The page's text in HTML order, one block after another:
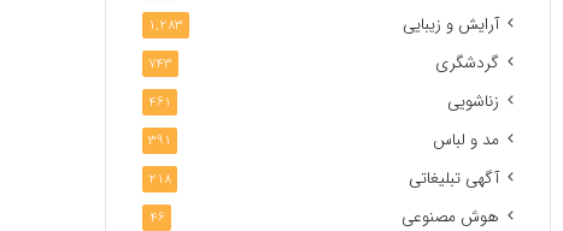
آرایش و زیبایی 1,283
گردشگری 743
زناشویی 461
مد و لباس 391
آگهی تبلیغاتی 218
هوش مصنوعی 46